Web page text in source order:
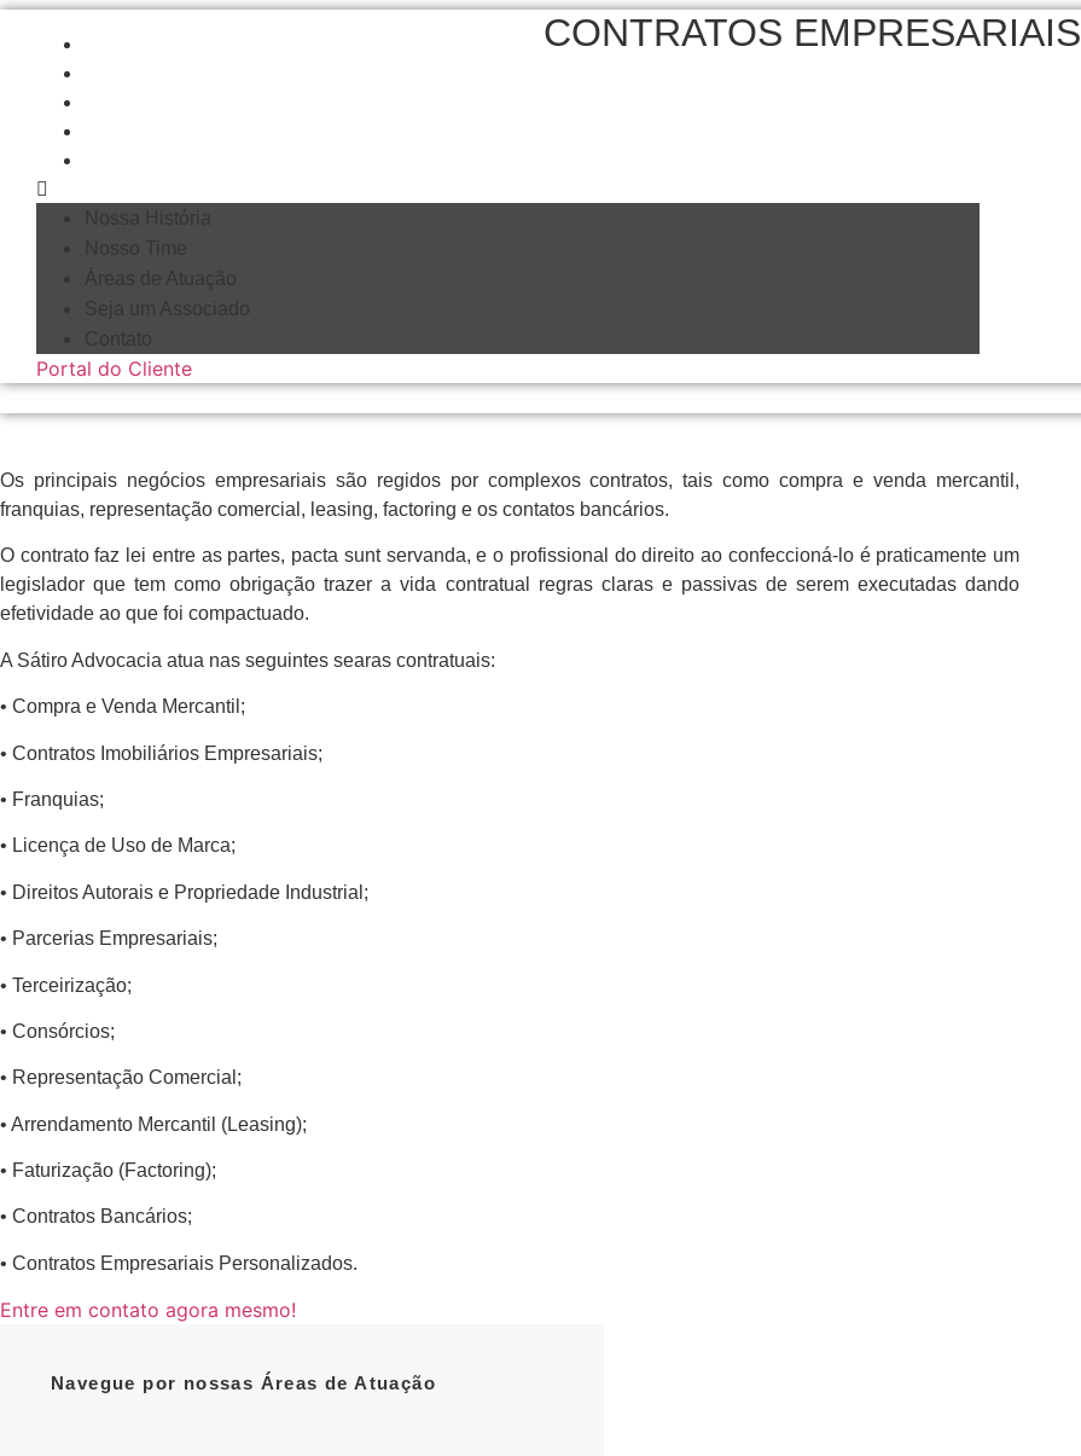
Ir
conteúdo
Nossa História
Nosso Time
Áreas de Atuação
Seja um Associado
Contato
Portal do Cliente
CONTRATOS EMPRESARIAIS
Os principais negócios empresariais são regidos por complexos contratos, tais como compra e venda mercantil,
franquias, representação comercial, leasing, factoring e os contatos bancários.
O contrato faz lei entre as partes, pacta sunt servanda, e o profissional do direito ao confeccioná-lo é praticamente um
legislador que tem como obrigação trazer a vida contratual regras claras e passivas de serem executadas dando
efetividade ao que foi compactuado.
A Sátiro Advocacia atua nas seguintes searas contratuais:
• Compra e Venda Mercantil;
• Contratos Imobiliários Empresariais;
• Franquias;
• Licença de Uso de Marca;
• Direitos Autorais e Propriedade Industrial;
• Parcerias Empresariais;
• Terceirização;
• Consórcios;
• Representação Comercial;
• Arrendamento Mercantil (Leasing);
• Faturização (Factoring);
• Contratos Bancários;
• Contratos Empresariais Personalizados.
Entre em contato agora mesmo!
Navegue por nossas Áreas de Atuação